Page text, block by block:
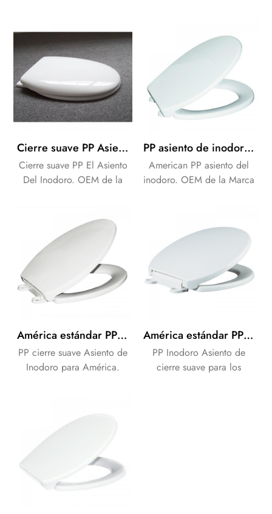
Cierre suave PP Asiento de Inodoro Cubierta de Oceanwell de productos para el baño
Cierre suave PP El Asiento
Del Inodoro. OEM de la
PP asiento de inodoro tapa con cierre suave y de liberación rápida para el baño
American PP asiento del
inodoro. OEM de la Marca
América estándar PP WC WC de la Cubierta del Asiento con Función de Cierre Suave hecho en China
PP cierre suave Asiento de
Inodoro para América.
América estándar PP WC WC de la Cubierta del Asiento con Función de Cierre Suave hecho en China
PP Inodoro Asiento de
cierre suave para los